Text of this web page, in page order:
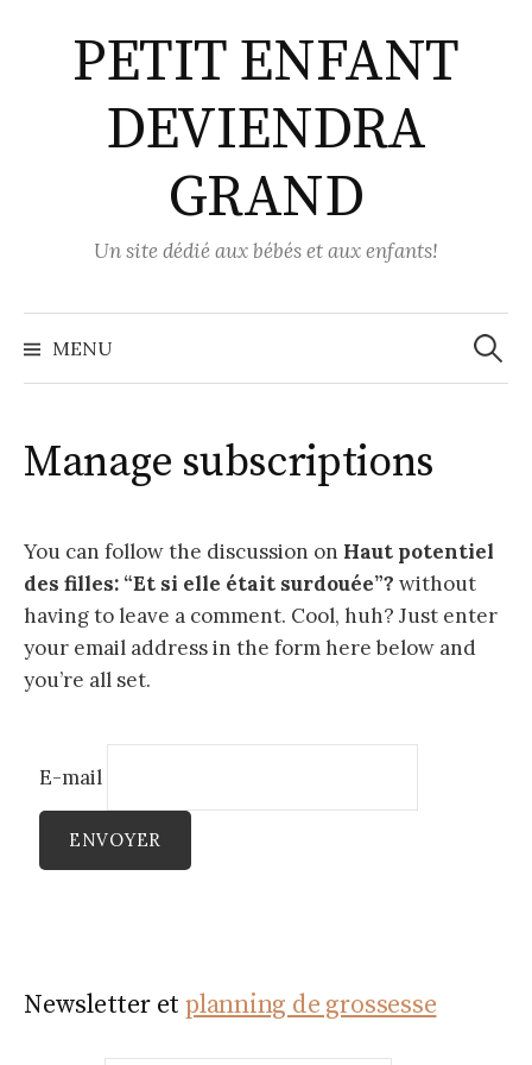
contenuPETIT ENFANT
DEVIENDRA
GRAND
Un site dédié aux bébés et aux enfants!
MENU
Manage subscriptions
You can follow the discussion on Haut potentiel
des filles: “Et si elle était surdouée”? without
having to leave a comment. Cool, huh? Just enter
your email address in the form here below and
you’re all set.
E-mail
Newsletter et planning de grossesse